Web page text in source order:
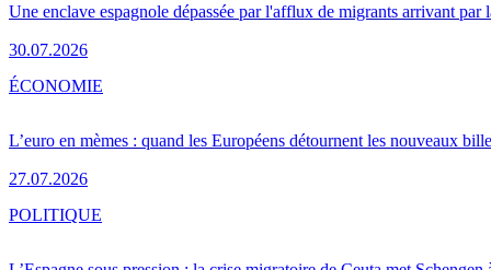
Une enclave espagnole dépassée par l'afflux de migrants arrivant par
30.07.2026
L’euro en mèmes : quand les Européens détournent les nouveaux
27.07.2026
ÉCONOMIE
POLITIQUE